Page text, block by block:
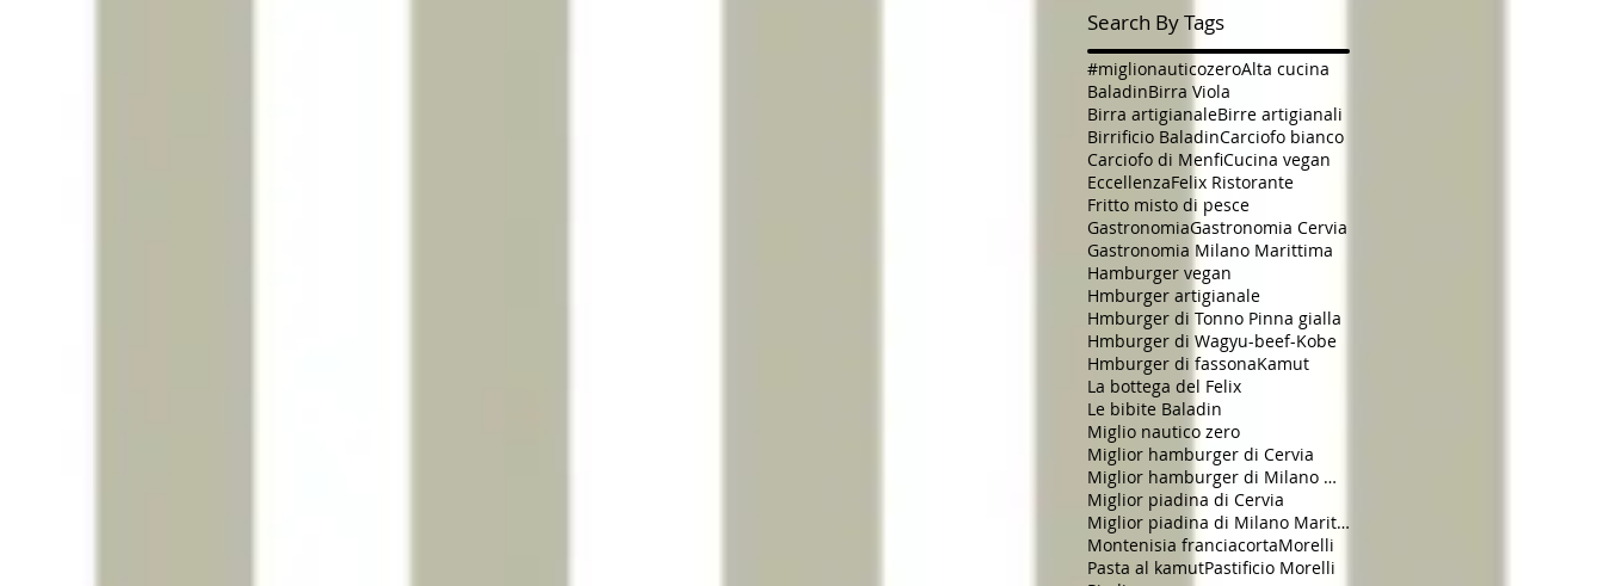
Search By Tags
#miglionauticozeroAlta cucina
BaladinBirra Viola
Birra artigianaleBirre artigianali
Birrificio BaladinCarciofo bianco
Carciofo di MenfiCucina vegan
EccellenzaFelix Ristorante
Fritto misto di pesce
GastronomiaGastronomia Cervia
Gastronomia Milano Marittima
Hamburger vegan
Hmburger artigianale
Hmburger di Tonno Pinna gialla
Hmburger di Wagyu-beef-Kobe
Hmburger di fassonaKamut
La bottega del Felix
Le bibite Baladin
Miglio nautico zero
Miglior hamburger di Cervia
Miglior hamburger di Milano Marittima
Miglior piadina di Cervia
Miglior piadina di Milano Marittima
Montenisia franciacortaMorelli
Pasta al kamutPastificio Morelli